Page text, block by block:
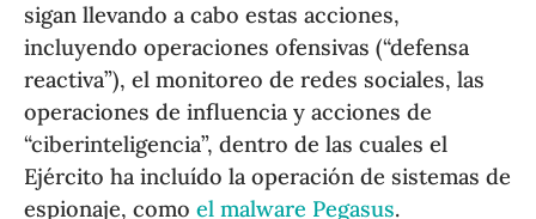
sigan llevando a cabo estas acciones,
incluyendo operaciones ofensivas (“defensa
reactiva”), el monitoreo de redes sociales, las
operaciones de influencia y acciones de
“ciberinteligencia”, dentro de las cuales el
Ejército ha incluído la operación de sistemas de
espionaje, comoel malware Pegasus.